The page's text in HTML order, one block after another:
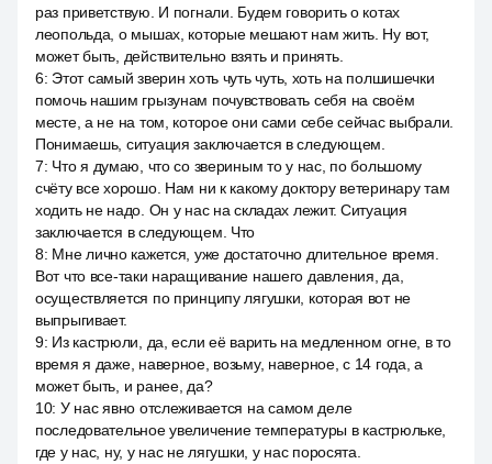
раз приветствую. И погнали. Будем говорить о котах
леопольда, о мышах, которые мешают нам жить. Ну вот,
может быть, действительно взять и принять.
6: Этот самый зверин хоть чуть чуть, хоть на полшишечки
помочь нашим грызунам почувствовать себя на своём
месте, а не на том, которое они сами себе сейчас выбрали.
Понимаешь, ситуация заключается в следующем.
7: Что я думаю, что со звериным то у нас, по большому
счёту все хорошо. Нам ни к какому доктору ветеринару там
ходить не надо. Он у нас на складах лежит. Ситуация
заключается в следующем. Что
8: Мне лично кажется, уже достаточно длительное время.
Вот что все-таки наращивание нашего давления, да,
осуществляется по принципу лягушки, которая вот не
выпрыгивает.
9: Из кастрюли, да, если её варить на медленном огне, в то
время я даже, наверное, возьму, наверное, с 14 года, а
может быть, и ранее, да?
10: У нас явно отслеживается на самом деле
последовательное увеличение температуры в кастрюльке,
где у нас, ну, у нас не лягушки, у нас поросята.